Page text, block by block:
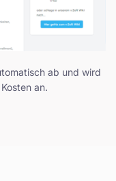
ab und wird
an.